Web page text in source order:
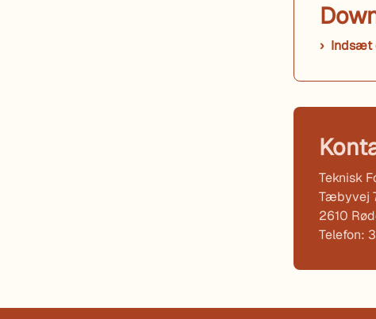
Indsæt
Teknisk
Tæbyvej
2610
Telefon: